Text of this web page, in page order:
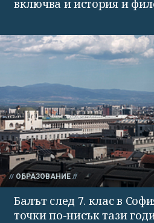
включва и история и
ОБРАЗОВАНИЕ
Балът след 7. клас в
точки по-нисък тази